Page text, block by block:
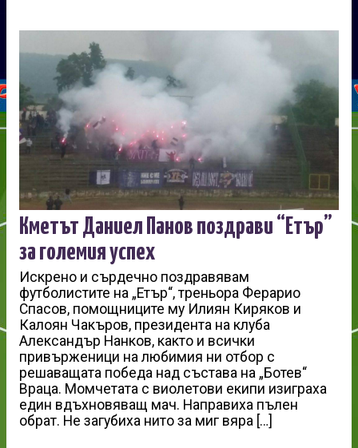
Кметът Даниел Панов поздрави “Етър”
за големия успех
Искрено и сърдечно поздравявам
футболистите на „Етър“, треньора Ферарио
Спасов, помощниците му Илиян Киряков и
Калоян Чакъров, президента на клуба
Александър Нанков, както и всички
привърженици на любимия ни отбор с
решаващата победа над състава на „Ботев“
Враца. Момчетата с виолетови екипи изиграха
един вдъхновяващ мач. Направиха пълен
обрат. Не загубиха нито за миг вяра […]